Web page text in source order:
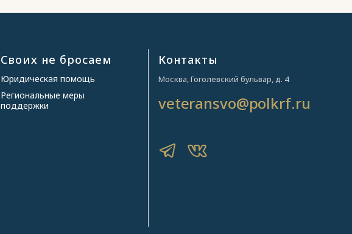
Своих не бросаем
Юридическая помощь
Региональные меры
поддержки
Контакты
Москва, Гоголевский бульвар, д. 4
veteransvo@polkrf.ru